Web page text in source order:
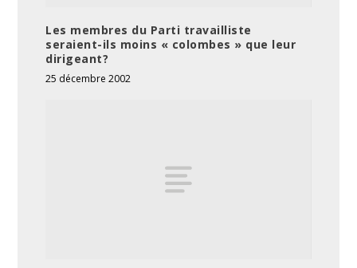
Les membres du Parti travailliste
seraient-ils moins « colombes » que leur
dirigeant?
25 décembre 2002